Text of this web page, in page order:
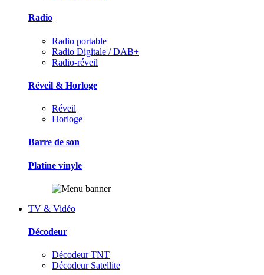
Radio
Radio portable
Radio Digitale / DAB+
Radio-réveil
Réveil & Horloge
Réveil
Horloge
Barre de son
Platine vinyle
TV & Vidéo
Décodeur
Décodeur TNT
Décodeur Satellite